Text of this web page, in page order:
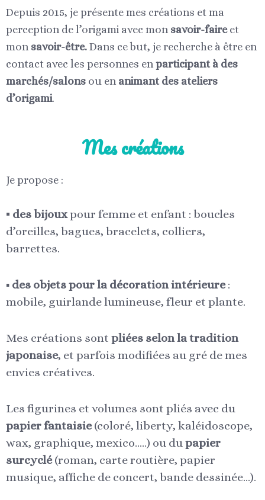
Depuis 2015, je présente mes créations et ma
perception de l’origami avec mon savoir-faireet
mon savoir-être.Dans ce but, je recherche à être en
contact avec les personnes en participant à des
marchés/salons ou en animant des ateliers
d’origami.
Mes créations
Je propose :
▪︎ des bijouxpour femme et enfant : boucles
d’oreilles, bagues, bracelets, colliers,
barrettes.
▪︎ des objets pour la décoration intérieure:
mobile, guirlande lumineuse, fleur et plante.
Mes créations sont pliées selon la tradition
japonaise, et parfois modifiées au gré de mes
envies créatives.
Les figurines et volumes sont pliés avec du
papier fantaisie(coloré, liberty, kaléidoscope,
wax, graphique, mexico…..) ou dupapier
surcyclé(roman, carte routière, papier
musique, affiche de concert, bande dessinée…).